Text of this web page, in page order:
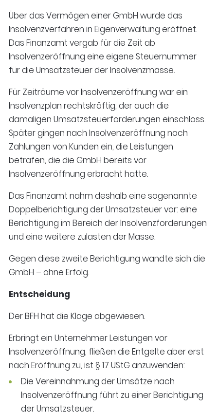
Über das Vermögen einer GmbH wurde das
Insolvenzverfahren in Eigenverwaltung eröffnet.
Das Finanzamt vergab für die Zeit ab
Insolvenzeröffnung eine eigene Steuernummer
für die Umsatzsteuer der Insolvenzmasse.
Für Zeiträume vor Insolvenzeröffnung war ein
Insolvenzplan rechtskräftig, der auch die
damaligen Umsatzsteuerforderungen einschloss.
Später gingen nach Insolvenzeröffnung noch
Zahlungen von Kunden ein, die Leistungen
betrafen, die die GmbH bereits vor
Insolvenzeröffnung erbracht hatte.
Das Finanzamt nahm deshalb eine sogenannte
Doppelberichtigung der Umsatzsteuer vor: eine
Berichtigung im Bereich der Insolvenzforderungen
und eine weitere zulasten der Masse.
Gegen diese zweite Berichtigung wandte sich die
GmbH – ohne Erfolg.
Entscheidung
Der BFH hat die Klage abgewiesen.
Erbringt ein Unternehmer Leistungen vor
Insolvenzeröffnung, fließen die Entgelte aber erst
nach Eröffnung zu, ist § 17 UStG anzuwenden:
Die Vereinnahmung der Umsätze nach
Insolvenzeröffnung führt zu einer Berichtigung
der Umsatzsteuer.